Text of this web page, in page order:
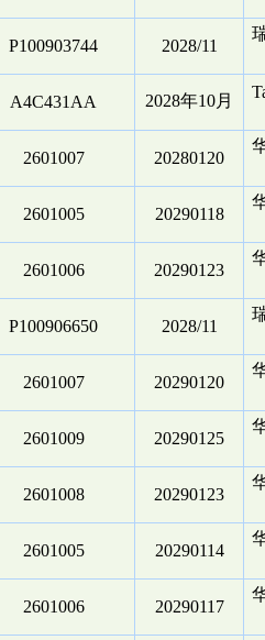
P100903744 2028/11
A4C431AA 2028年10月
2601007 20280120
2601005 20290118
2601006 20290123
P100906650 2028/11
2601007 20290120
2601009 20290125
2601008 20290123
2601005 20290114
2601006 20290117